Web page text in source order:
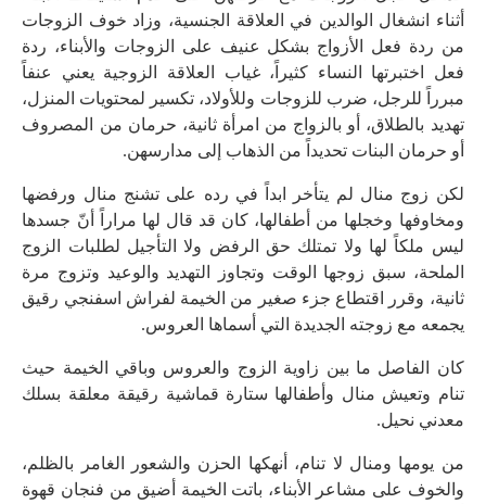
أثناء انشغال الوالدين في العلاقة الجنسية، وزاد خوف الزوجات
من ردة فعل الأزواج بشكل عنيف على الزوجات والأبناء، ردة
فعل اختبرتها النساء كثيراً، غياب العلاقة الزوجية يعني عنفاً
مبرراً للرجل، ضرب للزوجات وللأولاد، تكسير لمحتويات المنزل،
تهديد بالطلاق، أو بالزواج من امرأة ثانية، حرمان من المصروف
أو حرمان البنات تحديداً من الذهاب إلى مدارسهن.
لكن زوج منال لم يتأخر ابداً في رده على تشنج منال ورفضها
ومخاوفها وخجلها من أطفالها، كان قد قال لها مراراً أنّ جسدها
ليس ملكاً لها ولا تمتلك حق الرفض ولا التأجيل لطلبات الزوج
الملحة، سبق زوجها الوقت وتجاوز التهديد والوعيد وتزوج مرة
ثانية، وقرر اقتطاع جزء صغير من الخيمة لفراش اسفنجي رقيق
يجمعه مع زوجته الجديدة التي أسماها العروس.
كان الفاصل ما بين زاوية الزوج والعروس وباقي الخيمة حيث
تنام وتعيش منال وأطفالها ستارة قماشية رقيقة معلقة بسلك
معدني نحيل.
من يومها ومنال لا تنام، أنهكها الحزن والشعور الغامر بالظلم،
والخوف على مشاعر الأبناء، باتت الخيمة أضيق من فنجان قهوة